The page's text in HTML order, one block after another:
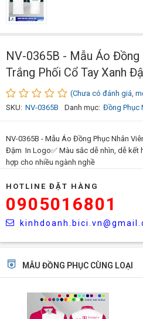
NV-0365B - Mẫu Áo Đồng
Trắng Phối Cổ Tay Xanh
(Chưa có đánh giá,
SKU: NV-0365B Danh mục: Đồng Phục
NV-0365B - Mẫu Áo Đồng Phục Nhân
Đậm In Logo✅ Màu sắc dễ nhìn, dễ kết
hợp cho nhiều ngành nghề
HOTLINE ĐẶT HÀNG
0905016801
MẪU ĐỒNG PHỤC CÙNG LOẠI